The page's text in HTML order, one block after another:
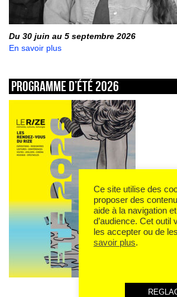
Du 30 juin au 5 septembre 2026
En savoir plus
Programme d’été 2026
Ce site utilise des
proposer des
aide à la navigation
d’audience. Cet outil
les accepter ou de
savoir plus.